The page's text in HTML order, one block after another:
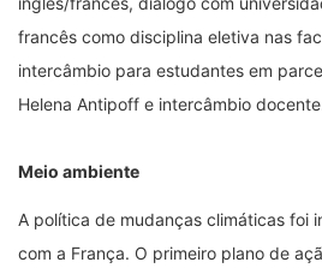
francês como disciplina eletiva nas
intercâmbio para estudantes em
Helena Antipoff e intercâmbio
Meio ambiente
A política de mudanças climáticas foi
com a França. O primeiro plano de